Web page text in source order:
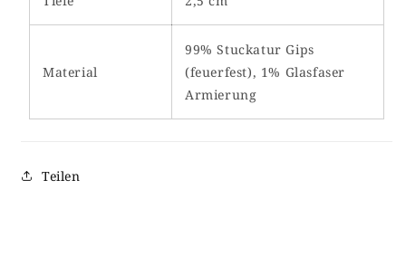
Material
99% Stuckatur Gips
(feuerfest), 1% Glasfaser
Armierung
Teilen